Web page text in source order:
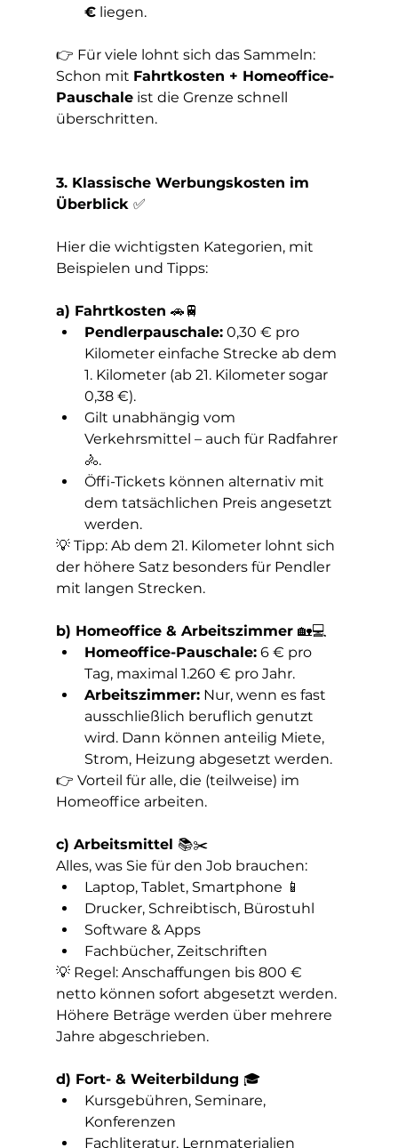
€ liegen.
👉 Für viele lohnt sich das Sammeln:
Schon mit Fahrtkosten + Homeoffice-
Pauschale ist die Grenze schnell
überschritten.
3. Klassische Werbungskosten im
Überblick ✅
Hier die wichtigsten Kategorien, mit
Beispielen und Tipps:
a) Fahrtkosten 🚗🚆
Pendlerpauschale: 0,30 € pro
Kilometer einfache Strecke ab dem
1. Kilometer (ab 21. Kilometer sogar
0,38 €).
Gilt unabhängig vom
Verkehrsmittel – auch für Radfahrer
🚴.
Öffi-Tickets können alternativ mit
dem tatsächlichen Preis angesetzt
werden.
💡 Tipp: Ab dem 21. Kilometer lohnt sich
der höhere Satz besonders für Pendler
mit langen Strecken.
b) Homeoffice & Arbeitszimmer 🏡💻
Homeoffice-Pauschale: 6 € pro
Tag, maximal 1.260 € pro Jahr.
Arbeitszimmer: Nur, wenn es fast
ausschließlich beruflich genutzt
wird. Dann können anteilig Miete,
Strom, Heizung abgesetzt werden.
👉 Vorteil für alle, die (teilweise) im
Homeoffice arbeiten.
c) Arbeitsmittel 📚✂️
Alles, was Sie für den Job brauchen:
Laptop, Tablet, Smartphone 📱
Drucker, Schreibtisch, Bürostuhl
Software & Apps
Fachbücher, Zeitschriften
💡 Regel: Anschaffungen bis 800 €
netto können sofort abgesetzt werden.
Höhere Beträge werden über mehrere
Jahre abgeschrieben.
d) Fort- & Weiterbildung 🎓
Kursgebühren, Seminare,
Konferenzen
Fachliteratur, Lernmaterialien